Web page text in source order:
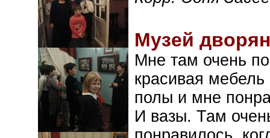
Музей
Мне там очень
красивая
полы и мне
И вазы. Там